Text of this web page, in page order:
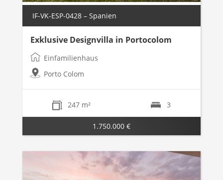
IF-VK-ESP-0428 – Spanien
Exklusive Designvilla in Portocolom
Einfamilienhaus
Porto Colom
247 m² 3
1.750.000 €